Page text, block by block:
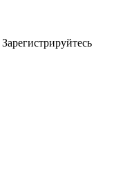
Зарегистрируйтесь